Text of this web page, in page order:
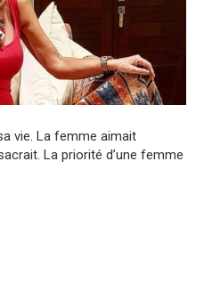
vie. La femme aimait
La priorité d’une femme